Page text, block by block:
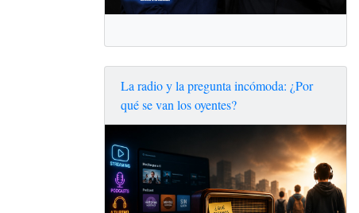
La radio y la pregunta incómoda: ¿Por
qué se van los oyentes?